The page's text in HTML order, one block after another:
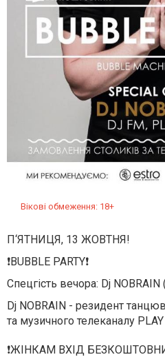
Вікові обмеження: 18+
П‘ЯТНИЦЯ, 13 ЖОВТНЯ!
❗️BUBBLE PARTY❗️
Спецгість вечора: Dj
Dj NOBRAIN - резидент
та музичного телеканалу
❗️ЖІНКАМ ВХІД